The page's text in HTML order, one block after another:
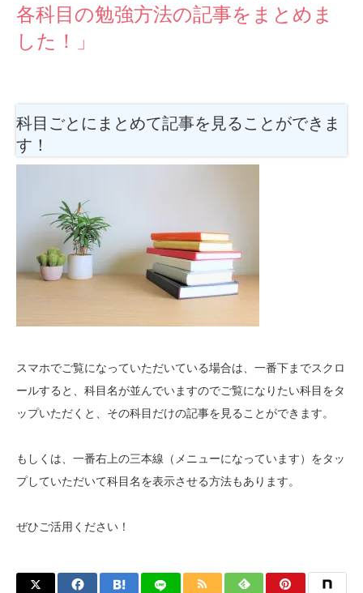
各科目の勉強方法の記事をまとめま
した！」
科目ごとにまとめて記事を見ることができま
す！
スマホでご覧になっていただいている場合は、一番下までスクロ
ールすると、科目名が並んでいますのでご覧になりたい科目をタ
ップいただくと、その科目だけの記事を見ることができます。
もしくは、一番右上の三本線（メニューになっています）をタッ
プしていただいて科目名を表示させる方法もあります。
ぜひご活用ください！